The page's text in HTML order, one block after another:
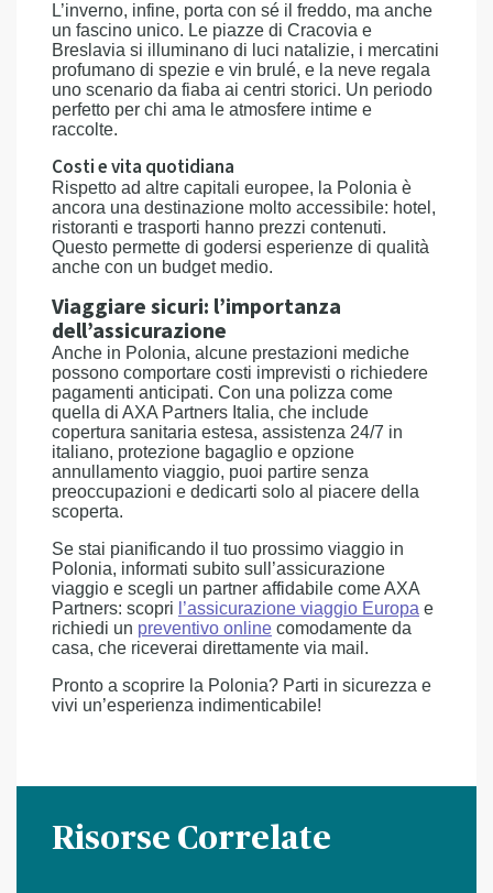
L’inverno, infine, porta con sé il freddo, ma anche
un fascino unico. Le piazze di Cracovia e
Breslavia si illuminano di luci natalizie, i mercatini
profumano di spezie e vin brulé, e la neve regala
uno scenario da fiaba ai centri storici. Un periodo
perfetto per chi ama le atmosfere intime e
raccolte.
Costi e vita quotidiana
Rispetto ad altre capitali europee, la Polonia è
ancora una destinazione molto accessibile: hotel,
ristoranti e trasporti hanno prezzi contenuti.
Questo permette di godersi esperienze di qualità
anche con un budget medio.
Viaggiare sicuri: l’importanza
dell’assicurazione
Anche in Polonia, alcune prestazioni mediche
possono comportare costi imprevisti o richiedere
pagamenti anticipati. Con una polizza come
quella di AXA Partners Italia, che include
copertura sanitaria estesa, assistenza 24/7 in
italiano, protezione bagaglio e opzione
annullamento viaggio, puoi partire senza
preoccupazioni e dedicarti solo al piacere della
scoperta.
Se stai pianificando il tuo prossimo viaggio in
Polonia, informati subito sull’assicurazione
viaggio e scegli un partner affidabile come AXA
Partners: scopri l’assicurazione viaggio Europa e
richiedi un preventivo online comodamente da
casa, che riceverai direttamente via mail.
Pronto a scoprire la Polonia? Parti in sicurezza e
vivi un’esperienza indimenticabile!
Risorse Correlate